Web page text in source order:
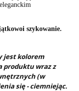
i szykowanie.
jest kolorem
produktu wraz z
(w
się - ciemniejąc.